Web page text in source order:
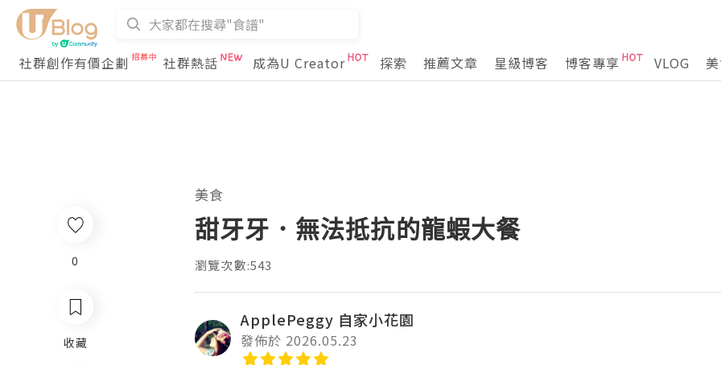
社群創作有價企劃 社群熱話 成為U Creator 探索 推薦文章 星級博客 博客專享 VLOG
0
收藏
美食
甜牙牙．無法抵抗的龍蝦大餐
瀏覽次數:543
ApplePeggy 自家小花園
發佈於 2026.05.23